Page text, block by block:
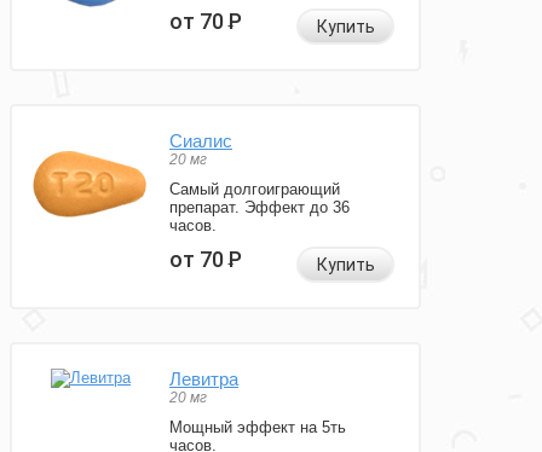
от 70Р Купить
Сиалис
20 мг
Самый долгоиграющий
препарат. Эффект до 36
часов.
от 70Р Купить
Левитра
20 мг
Мощный эффект на 5ть
часов.